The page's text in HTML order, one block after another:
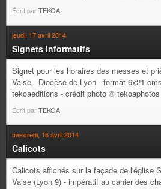
Écrit parTEKOA
jeudi, 17 avril 2014
Signets informatifs
Signet pour les horaires des messes et
Vaise - Diocèse de Lyon - format 6x21
tekoaeditions - crédit photo © tekoaphotos
Écrit parTEKOA
mercredi, 16 avril 2014
Calicots
Calicots affichés sur la façade de l'église
Vaise (Lyon 9) - impératif au cahier des